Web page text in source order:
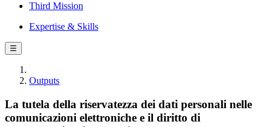
Third Mission
Expertise & Skills
☰
Outputs
La tutela della riservatezza dei dati personali nelle
comunicazioni elettroniche e il diritto di